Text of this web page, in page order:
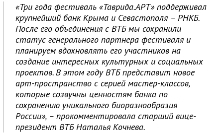
«Три года фестиваль «Таврида.АРТ» поддерживал
крупнейший банк Крыма и Севастополя – РНКБ.
После его объединения с ВТБ мы сохранили
статус генерального партнера фестиваля и
планируем вдохновлять его участников на
создание интересных культурных и социальных
проектов. В этом году ВТБ представит новое
арт-пространство с серией мастер-классов,
которые созвучны ценностям банка по
сохранению уникального биоразнообразия
России», – прокомментировала старший вице-
президент ВТБ Наталья Кочнева.